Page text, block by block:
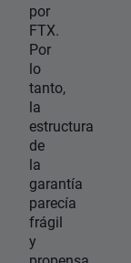
por
FTX.
Por
lo
tanto,
la
estructura
de
la
garantía
parecía
frágil
y